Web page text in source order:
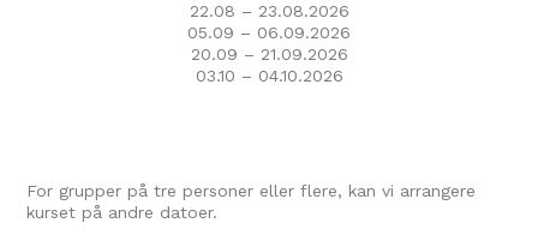
22.08 – 23.08.2026
05.09 – 06.09.2026
20.09 – 21.09.2026
03.10 – 04.10.2026
For grupper på tre personer eller flere, kan vi arrangere
kurset på andre datoer.